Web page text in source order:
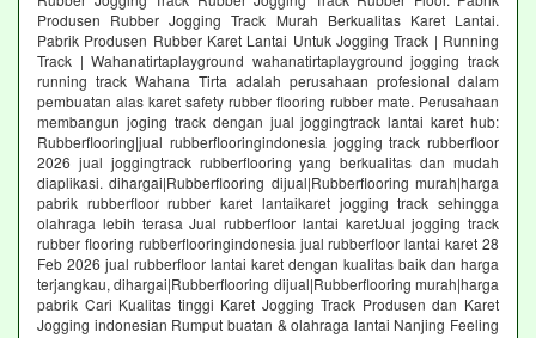
Produsen Rubber Jogging Track Murah Berkualitas Karet Lantai.
Pabrik Produsen Rubber Karet Lantai Untuk Jogging Track | Running
Track | Wahanatirtaplayground wahanatirtaplayground jogging track
running track Wahana Tirta adalah perusahaan profesional dalam
pembuatan alas karet safety rubber flooring rubber mate. Perusahaan
membangun joging track dengan jual joggingtrack lantai karet hub:
Rubberflooring|jual rubberflooringindonesia jogging track rubberfloor
2026 jual joggingtrack rubberflooring yang berkualitas dan mudah
diaplikasi. dihargai|Rubberflooring dijual|Rubberflooring murah|harga
pabrik rubberfloor rubber karet lantaikaret jogging track sehingga
olahraga lebih terasa Jual rubberfloor lantai karetJual jogging track
rubber flooring rubberflooringindonesia jual rubberfloor lantai karet 28
Feb 2026 jual rubberfloor lantai karet dengan kualitas baik dan harga
terjangkau, dihargai|Rubberflooring dijual|Rubberflooring murah|harga
pabrik Cari Kualitas tinggi Karet Jogging Track Produsen dan Karet
Jogging indonesian Rumput buatan & olahraga lantai Nanjing Feeling